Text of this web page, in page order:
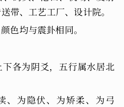
带、工艺工厂、设计院。
色均与震卦相同。
各为阴爻，五行属水居北
、为隐伏、为矫柔、为弓